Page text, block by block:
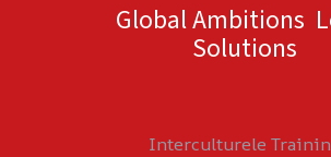
Global Ambitions
Solutions
Interculturele